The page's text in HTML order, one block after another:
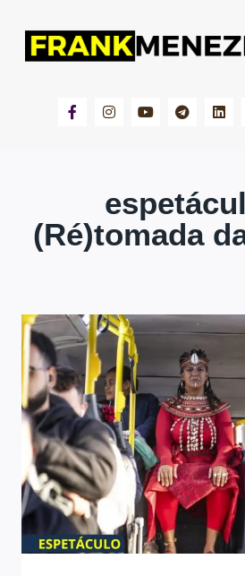
(Ré)tomada